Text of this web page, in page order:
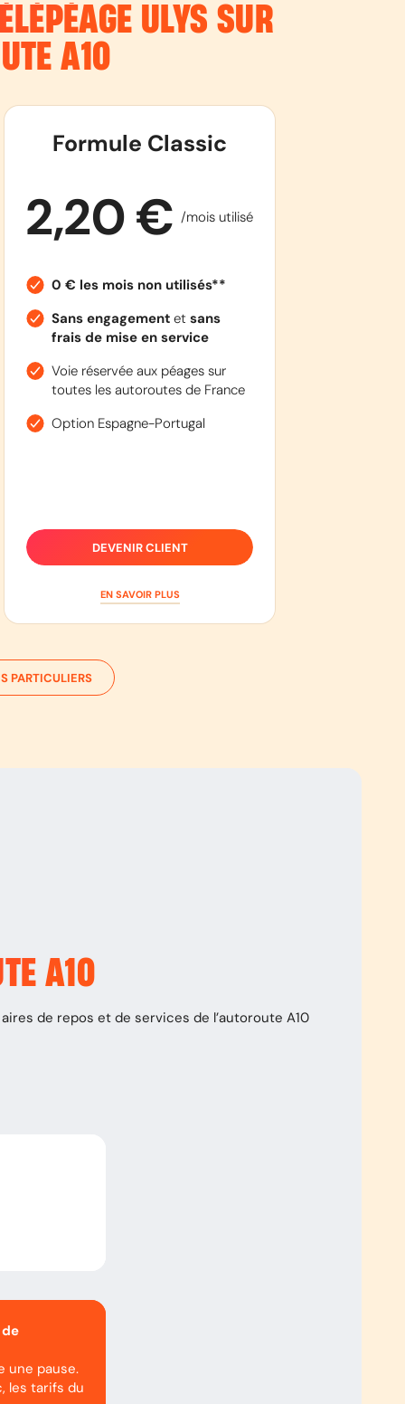
ULYS SUR
A10
Formule Classic
2,20 € /mois utilisé
0 € les mois non utilisés**
Sans engagement etsans
frais de mise en service
Voie réservée aux péages sur
toutes les autoroutes de France
Option Espagne-Portugal
DEVENIR CLIENT
EN SAVOIR PLUS
PARTICULIERS
A10
de repos et de services de l’autoroute A10
une pause.
les tarifs du